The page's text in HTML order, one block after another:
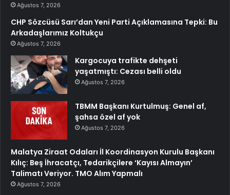
Ağustos 7, 2026
CHP Sözcüsü Sarı’dan Yeni Parti Açıklamasına Tepki: Bu
Arkadaşlarımız Koltukçu
Ağustos 7, 2026
Kargocuya trafikte dehşeti
yaşatmıştı: Cezası belli oldu
Ağustos 7, 2026
TBMM Başkanı Kurtulmuş: Genel af,
şahsa özel af yok
Ağustos 7, 2026
Malatya Ziraat Odaları İl Koordinasyon Kurulu Başkanı
Kılıç: Beş İhracatçı, Tedarikçilere ‘Kayısı Almayın’
Talimatı Veriyor. TMO Alım Yapmalı
Ağustos 7, 2026